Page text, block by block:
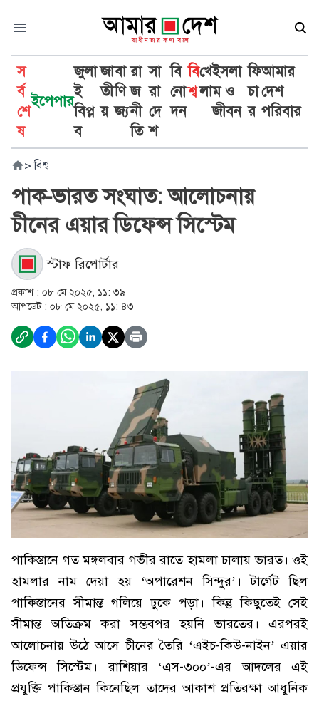
স
র্ব
শে
ষ
ইপেপার
জুলা
ই
বিপ্ল
ব
জা
তী
য়
বা
ণি
জ্য
রা
জ
নী
তি
সা
রা
দে
শ
বি
নো
দন
বি
শ্ব
খে
লা
ইসলা
ম ও
জীবন
ফি
চা
র
আমার
দেশ
পরিবার
> বিশ্ব
পাক-ভারত সংঘাত: আলোচনায়
চীনের এয়ার ডিফেন্স সিস্টেম
স্টাফ রিপোর্টার
প্রকাশ : ০৮ মে ২০২৫, ১১: ৩৯
আপডেট : ০৮ মে ২০২৫, ১১: ৪৩
পাকিস্তানে গত মঙ্গলবার গভীর রাতে হামলা চালায় ভারত। ওই
হামলার নাম দেয়া হয় ‘অপারেশন সিন্দুর’। টার্গেট ছিল
পাকিস্তানের সীমান্ত গলিয়ে ঢুকে পড়া। কিন্তু কিছুতেই সেই
সীমান্ত অতিক্রম করা সম্ভবপর হয়নি ভারতের। এরপরই
আলোচনায় উঠে আসে চীনের তৈরি ‘এইচ-কিউ-নাইন’ এয়ার
ডিফেন্স সিস্টেম। রাশিয়ার ‘এস-৩০০’-এর আদলের এই
প্রযুক্তি পাকিস্তান কিনেছিল তাদের আকাশ প্রতিরক্ষা আধুনিক